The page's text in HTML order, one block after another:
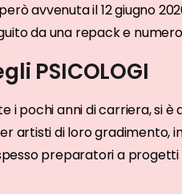
avvenuta il 12 giugno
da una repack e
PSICOLOGI
i pochi anni di carriera, si
artisti di loro gradimento,
preparatori a progetti